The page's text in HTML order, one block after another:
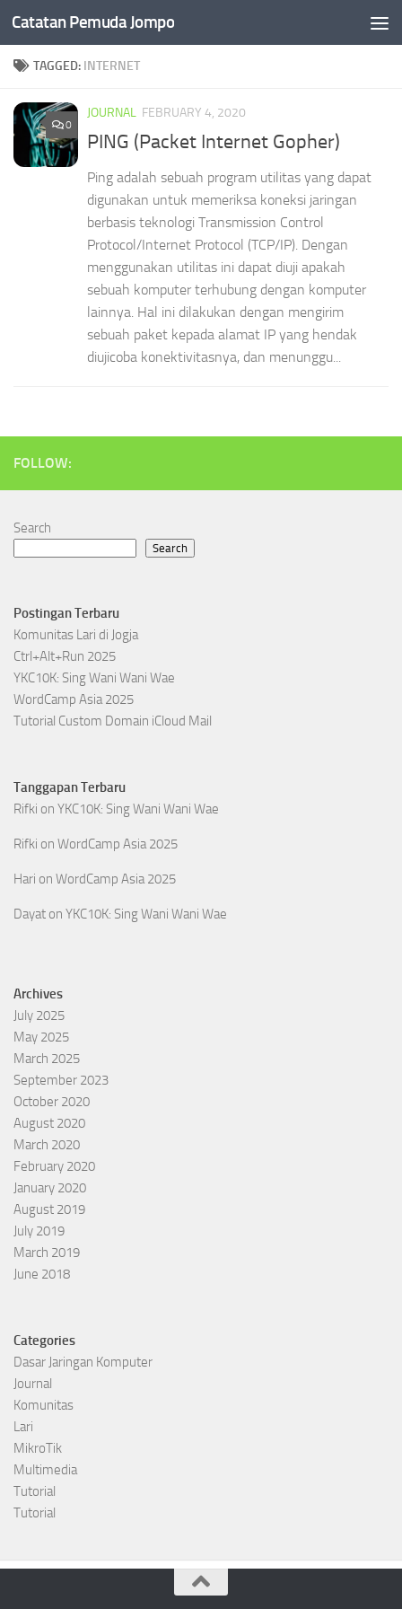
Skip to content
Catatan Pemuda Jompo
TAGGED: INTERNET
0
JOURNAL FEBRUARY 4, 2020
PING (Packet Internet Gopher)
Ping adalah sebuah program utilitas yang dapat
digunakan untuk memeriksa koneksi jaringan
berbasis teknologi Transmission Control
Protocol/Internet Protocol (TCP/IP). Dengan
menggunakan utilitas ini dapat diuji apakah
sebuah komputer terhubung dengan komputer
lainnya. Hal ini dilakukan dengan mengirim
sebuah paket kepada alamat IP yang hendak
diujicoba konektivitasnya, dan menunggu...
FOLLOW:
Search
Search
Postingan Terbaru
Komunitas Lari di Jogja
Ctrl+Alt+Run 2025
YKC10K: Sing Wani Wani Wae
WordCamp Asia 2025
Tutorial Custom Domain iCloud Mail
Tanggapan Terbaru
Rifki on YKC10K: Sing Wani Wani Wae
Rifki on WordCamp Asia 2025
Hari on WordCamp Asia 2025
Dayat on YKC10K: Sing Wani Wani Wae
Archives
July 2025
May 2025
March 2025
September 2023
October 2020
August 2020
March 2020
February 2020
January 2020
August 2019
July 2019
March 2019
June 2018
Categories
Dasar Jaringan Komputer
Journal
Komunitas
Lari
MikroTik
Multimedia
Tutorial
Tutorial